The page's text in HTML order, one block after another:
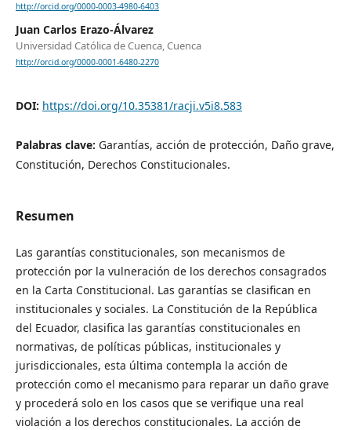
http://orcid.org/0000-0003-4980-6403
Juan Carlos Erazo-Álvarez
Universidad Católica de Cuenca, Cuenca
http://orcid.org/0000-0001-6480-2270
DOI: https://doi.org/10.35381/racji.v5i8.583
Palabras clave: Garantías, acción de protección, Daño grave,
Constitución, Derechos Constitucionales.
Resumen
Las garantías constitucionales, son mecanismos de
protección por la vulneración de los derechos consagrados
en la Carta Constitucional. Las garantías se clasifican en
institucionales y sociales. La Constitución de la República
del Ecuador, clasifica las garantías constitucionales en
normativas, de políticas públicas, institucionales y
jurisdiccionales, esta última contempla la acción de
protección como el mecanismo para reparar un daño grave
y procederá solo en los casos que se verifique una real
violación a los derechos constitucionales. La acción de